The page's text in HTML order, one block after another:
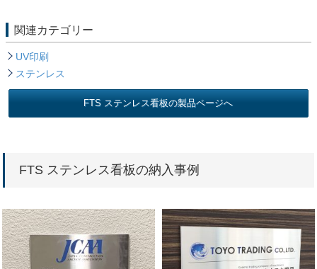
関連カテゴリー
UV印刷
ステンレス
FTS ステンレス看板の製品ページへ
FTS ステンレス看板の納入事例